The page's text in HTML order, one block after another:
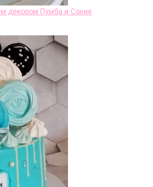
декором Пумба и Соник